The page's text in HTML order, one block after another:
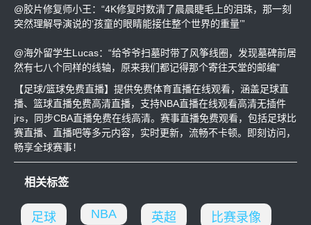
@胶片修复师小王：“4K修复时数清了晨晨睫毛上的泪珠，那一刻
突然理解导演说的‘孩童的眼睛能接住整个世界的重量’”
@海外留学生Lucas：“给爷爷扫墓时带了风筝线圈，发现墓碑前居
然有七八个同样的线轴，原来我们都记得那个寄往天堂的邮编”
【足球/篮球免费直播】提供免费体育直播在线观看，涵盖足球直
播、篮球直播免费高清直播，支持NBA直播在线观看高清无插件
jrs，同步CBA直播免费在线高清。赛事直播免费观看，包括足球比
赛直播、直播吧等多元内容，实时更新，流畅不卡顿。即刻访问，
畅享全球赛事！
相关标签
足球 NBA 英超 比赛录像